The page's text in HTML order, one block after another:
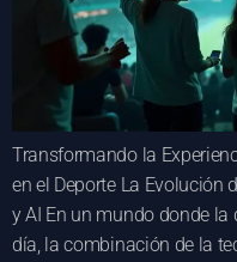
Transformando la
en el Deporte La Evolución
y AI En un mundo donde
día, la combinación de la